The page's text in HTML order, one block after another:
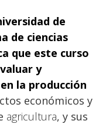
de
de ciencias
que este curso
y
la producción
económicos y
agricultura, y sus